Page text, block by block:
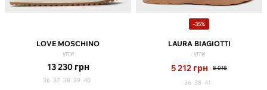
LOVE MOSCHINO
угги
13 230 грн
36 37 38 39 40
-35%
LAURA BIAGIOTTI
угги
5 212 грн 8 018
36 38 41